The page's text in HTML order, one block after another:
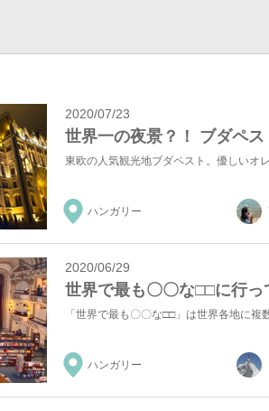
2020/07/23
世界一の夜景？！ ブダペス
ハンガリー
2020/06/29
世界で最も〇〇な□□に行っ
ハンガリー